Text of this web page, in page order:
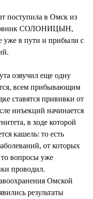
поступила в Омск из
СОЛОНИЦЫН,
уже в пути и прибыли с
озвучил еще одну
всем прибывающим
ставятся прививки от
инъекций начинается
в ходе которой
кашель: то есть
от которых
вопросы уже
проводил.
Омской
результаты